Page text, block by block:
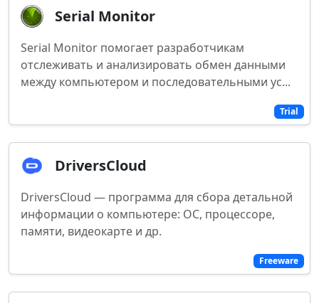
Trial
Serial Monitor
Serial Monitor помогает разработчикам
отслеживать и анализировать обмен данными
между компьютером и последовательными ус...
Freeware
DriversCloud
DriversCloud — программа для сбора детальной
информации о компьютере: ОС, процессоре,
памяти, видеокарте и др.